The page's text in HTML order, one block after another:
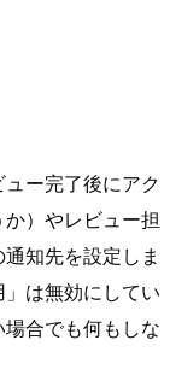
ー完了後にアク
）やレビュー担
知先を設定しま
は無効にしてい
合でも何もしな